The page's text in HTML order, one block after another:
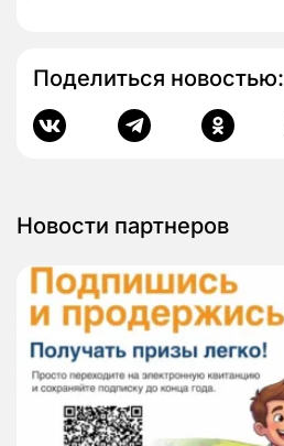
Поделиться новостью:
Новости партнеров